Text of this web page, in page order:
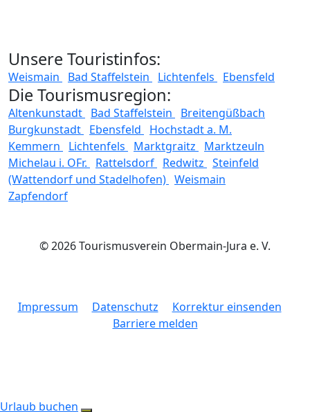
Unsere Touristinfos:
Weismain Bad Staffelstein Lichtenfels Ebensfeld
Die Tourismusregion:
Altenkunstadt Bad Staffelstein
Breitengüßbach
Burgkunstadt Ebensfeld
Hochstadt a. M.
Kemmern
Lichtenfels Marktgraitz
Marktzeuln
Michelau i. OFr.
Rattelsdorf Redwitz Steinfeld
(Wattendorf und Stadelhofen) Weismain
Zapfendorf
© 2026 Tourismusverein Obermain-Jura e. V.
Impressum Datenschutz
Korrektur einsenden
Barriere melden
Urlaub buchen